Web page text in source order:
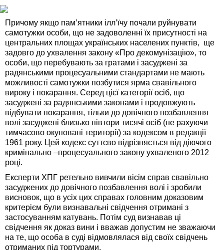
Причому якщо пам’ятники ілл’їчу почали руйнувати
самотужки особи, що не задоволенні їх присутності на
центральних площах українських населених пунктів, ще
задовго до ухвалення закону «Про декомунізацію», то
особи, що перебувають за гратами і засуджені за
радянськими процесуальними стандартами не мають
можливості самотужки позбутися ярма свавільного
вироку і покарання. Серед цієї категорії осіб, що
засуджені за радянськими законами і продовжують
відбувати покарання, тільки до довічного позбавлення
волі засуджені близько півтори тисячі осіб (не рахуючи
тимчасово окуповані території) за кодексом в редакції
1961 року. Цей кодекс суттєво відрізняється від діючого
кримінально –процесуального закону ухваленого 2012
році.
Експерти ХПГ ретельно вивчили вісім справ свавільно
засуджених до довічного позбавлення волі і зробили
висновок, що в усіх цих справах головним доказовим
критерієм були визнавальні свідчення отримані з
застосуванням катувань. Потім суд визнавав ці
свідчення як доказ вини і вважав допустим не зважаючи
на те, що особа в суді відмовлялася від своїх свідчень
отриманих під тортурами.